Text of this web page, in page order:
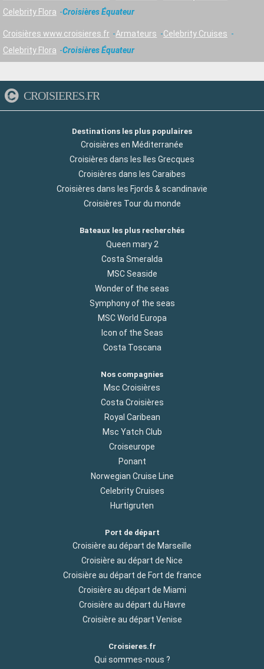
Celebrity Flora
Croisières Équateur
Croisières www.croisieres.fr Armateurs
Celebrity Cruises
Celebrity Flora
Croisières Équateur
CROISIERES.FR
Destinations les plus populaires
Croisières en Méditerranée
Croisières dans les Iles Grecques
Croisières dans les Caraibes
Croisières dans les Fjords & scandinavie
Croisières Tour du monde
Bateaux les plus recherchés
Queen mary 2
Costa Smeralda
MSC Seaside
Wonder of the seas
Symphony of the seas
MSC World Europa
Icon of the Seas
Costa Toscana
Nos compagnies
Msc Croisières
Costa Croisières
Royal Caribean
Msc Yatch Club
Croiseurope
Ponant
Norwegian Cruise Line
Celebrity Cruises
Hurtigruten
Port de départ
Croisière au départ de Marseille
Croisière au départ de Nice
Croisière au départ de Fort de france
Croisière au départ de Miami
Croisière au départ du Havre
Croisière au départ Venise
Croisieres.fr
Qui sommes-nous ?